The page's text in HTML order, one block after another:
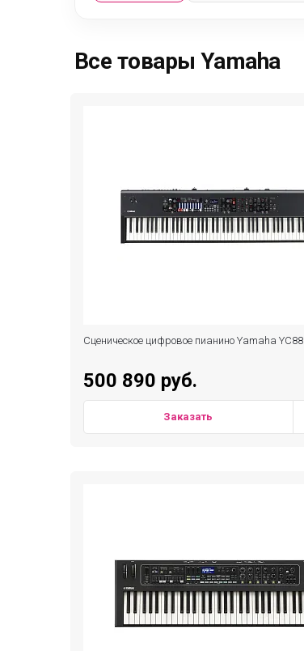
Все товары Yamaha
Сценическое цифровое пианино Yamaha YC88
500 890 руб.
Заказать